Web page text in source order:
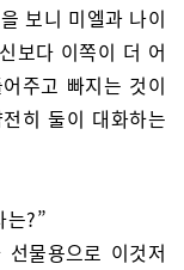
보니 미엘과 나이
보다 이쪽이 더 어
주고 빠지는 것이
히 둘이 대화하는
는?”
물용으로 이것저